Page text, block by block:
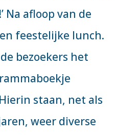
Na afloop van de
feestelijke lunch.
bezoekers het
staan, net als
weer diverse